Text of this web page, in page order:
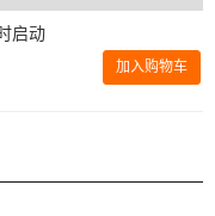
启动
加入购物车